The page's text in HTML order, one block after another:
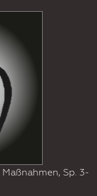
Sp. 3-